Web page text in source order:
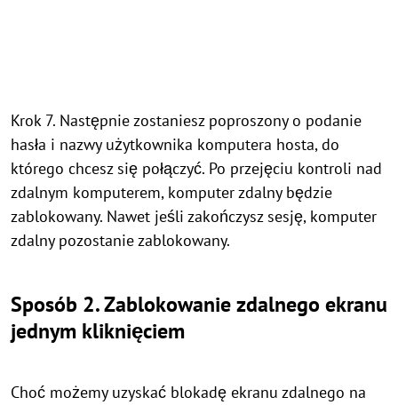
Krok 7. Następnie zostaniesz poproszony o podanie
hasła i nazwy użytkownika komputera hosta, do
którego chcesz się połączyć. Po przejęciu kontroli nad
zdalnym komputerem, komputer zdalny będzie
zablokowany. Nawet jeśli zakończysz sesję, komputer
zdalny pozostanie zablokowany.
Sposób 2. Zablokowanie zdalnego ekranu
jednym kliknięciem
Choć możemy uzyskać blokadę ekranu zdalnego na